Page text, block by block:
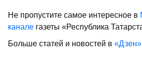
Не пропустите самое интересное в
канале газеты «Республика
Больше статей и новостей в «Дзен»